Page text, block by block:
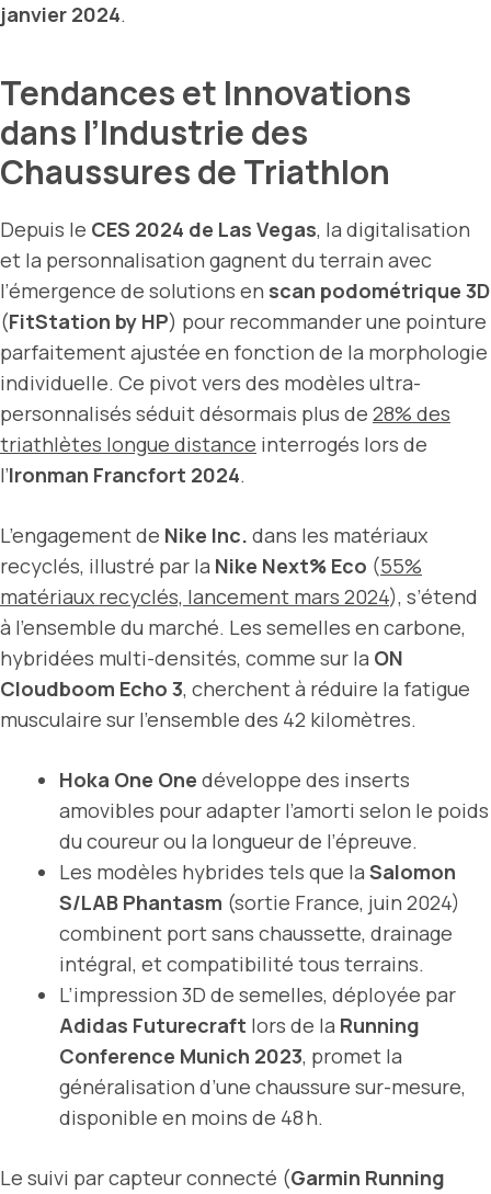
janvier 2024.
Tendances et Innovations
dans l’Industrie des
Chaussures de Triathlon
Depuis le CES 2024 de Las Vegas, la digitalisation
et la personnalisation gagnent du terrain avec
l’émergence de solutions en scan podométrique 3D
(FitStation by HP) pour recommander une pointure
parfaitement ajustée en fonction de la morphologie
individuelle. Ce pivot vers des modèles ultra-
personnalisés séduit désormais plus de 28% des
triathlètes longue distance interrogés lors de
l’Ironman Francfort 2024.
L’engagement de Nike Inc. dans les matériaux
recyclés, illustré par la Nike Next% Eco (55%
matériaux recyclés, lancement mars 2024), s’étend
à l’ensemble du marché. Les semelles en carbone,
hybridées multi-densités, comme sur la ON
Cloudboom Echo 3, cherchent à réduire la fatigue
musculaire sur l’ensemble des 42 kilomètres.
Hoka One One développe des inserts
amovibles pour adapter l’amorti selon le poids
du coureur ou la longueur de l’épreuve.
Les modèles hybrides tels que la Salomon
S/LAB Phantasm (sortie France, juin 2024)
combinent port sans chaussette, drainage
intégral, et compatibilité tous terrains.
L’impression 3D de semelles, déployée par
Adidas Futurecraft lors de la Running
Conference Munich 2023, promet la
généralisation d’une chaussure sur-mesure,
disponible en moins de 48 h.
Le suivi par capteur connecté (Garmin Running